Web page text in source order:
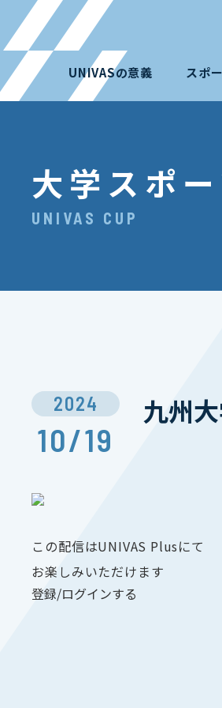
UNIVASの意義 スポ
大学スポ
UNIVAS CUP
2024
10/19
九州
この配信はUNIVAS Plusにて
お楽しみいただけます
登録/ログインする